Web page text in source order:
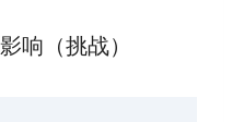
响（挑战）